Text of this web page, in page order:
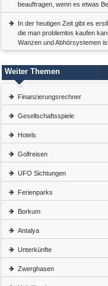
beauftragen, wenn es etwas
In der heutigen Zeit gibt es
die man problemlos kaufen
Wanzen und Abhörsystemen
Weiter Themen
Finanzierungsrechner
Gesellschaftsspiele
Hotels
Golfreisen
UFO Sichtungen
Ferienparks
Borkum
Antalya
Unterkünfte
Zwerghasen